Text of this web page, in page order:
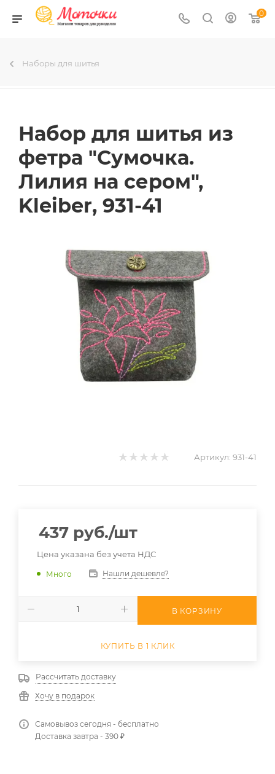
0
Наборы для шитья
Набор для шитья из
фетра "Сумочка.
Лилия на сером",
Kleiber, 931-41
Артикул: 931-41
437 руб./шт
Цена указана без учета НДС
Много Нашли дешевле?
В КОРЗИНУ
КУПИТЬ В 1 КЛИК
Рассчитать доставку
Хочу в подарок
Самовывоз сегодня - бесплатно
Доставка завтра - 390 ₽